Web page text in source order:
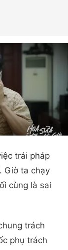
trái pháp
Giờ ta chạy
cùng là sai
trách
phụ trách